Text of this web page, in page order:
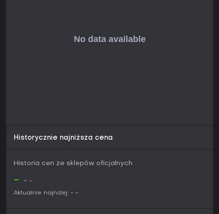
Historycznie najniższa cena
Historia cen ze sklepów oficjalnych
- - -
Aktualnie najniżej: - -